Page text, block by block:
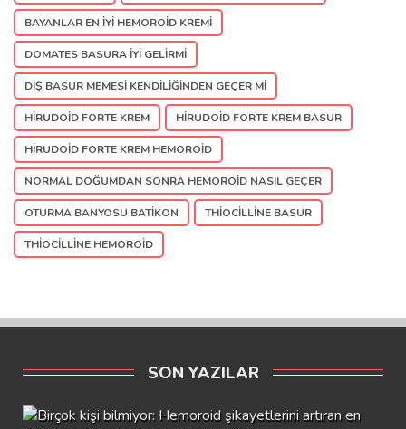
BAYANLAR EN IYI HEMOROID KREMI
DOMATES BASURA IYI GELIRMI
DIŞ BASUR MEMESI KENDILIĞINDEN GEÇER MI
HIRUDOID FORTE KREM HIRUDOID FORTE KREM BASUR
HIRUDOID FORTE KREM HEMOROID
NORMAL DOĞUMDAN SONRA HEMOROID NASIL GEÇER
OTURMA BANYOSU BATIKON THIOCILLINE BASUR
THIOCILLINE HEMOROID
SON YAZILAR